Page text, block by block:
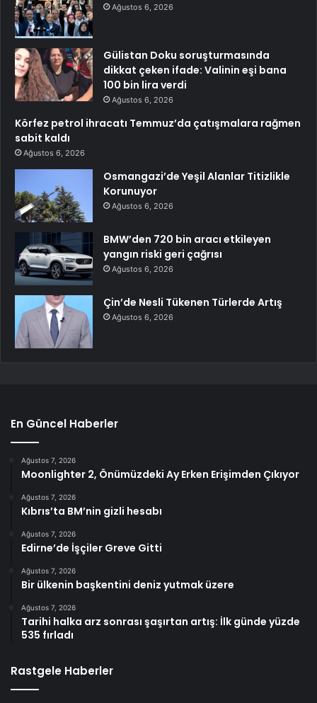
Ağustos 6, 2026
Gülistan Doku soruşturmasında
dikkat çeken ifade: Valinin eşi bana
100 bin lira verdi
Ağustos 6, 2026
Körfez petrol ihracatı Temmuz’da çatışmalara rağmen
sabit kaldı
Ağustos 6, 2026
Osmangazi’de Yeşil Alanlar Titizlikle
Korunuyor
Ağustos 6, 2026
BMW’den 720 bin aracı etkileyen
yangın riski geri çağrısı
Ağustos 6, 2026
Çin’de Nesli Tükenen Türlerde Artış
Ağustos 6, 2026
En Güncel Haberler
Ağustos 7, 2026
Moonlighter 2, Önümüzdeki Ay Erken Erişimden Çıkıyor
Ağustos 7, 2026
Kıbrıs’ta BM’nin gizli hesabı
Ağustos 7, 2026
Edirne’de İşçiler Greve Gitti
Ağustos 7, 2026
Bir ülkenin başkentini deniz yutmak üzere
Ağustos 7, 2026
Tarihi halka arz sonrası şaşırtan artış: İlk günde yüzde
535 fırladı
Rastgele Haberler